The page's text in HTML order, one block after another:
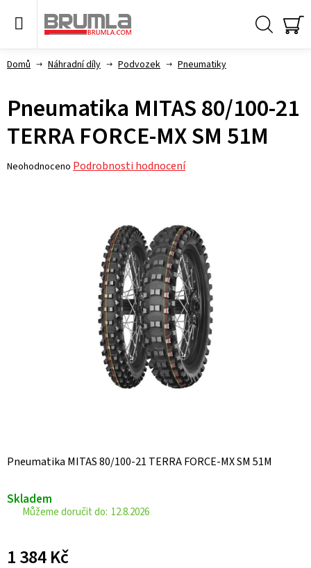
Domů Náhradní díly Podvozek Pneumatiky
Pneumatika MITAS 80/100-21 TERRA FORCE-MX SM 51M
Skladem
12.8.2026
1 384 Kč
Pneumatika MITAS 80/100-21
TERRA FORCE-MX SM 51M
Průměrné
Neohodnoceno Podrobnosti hodnocení